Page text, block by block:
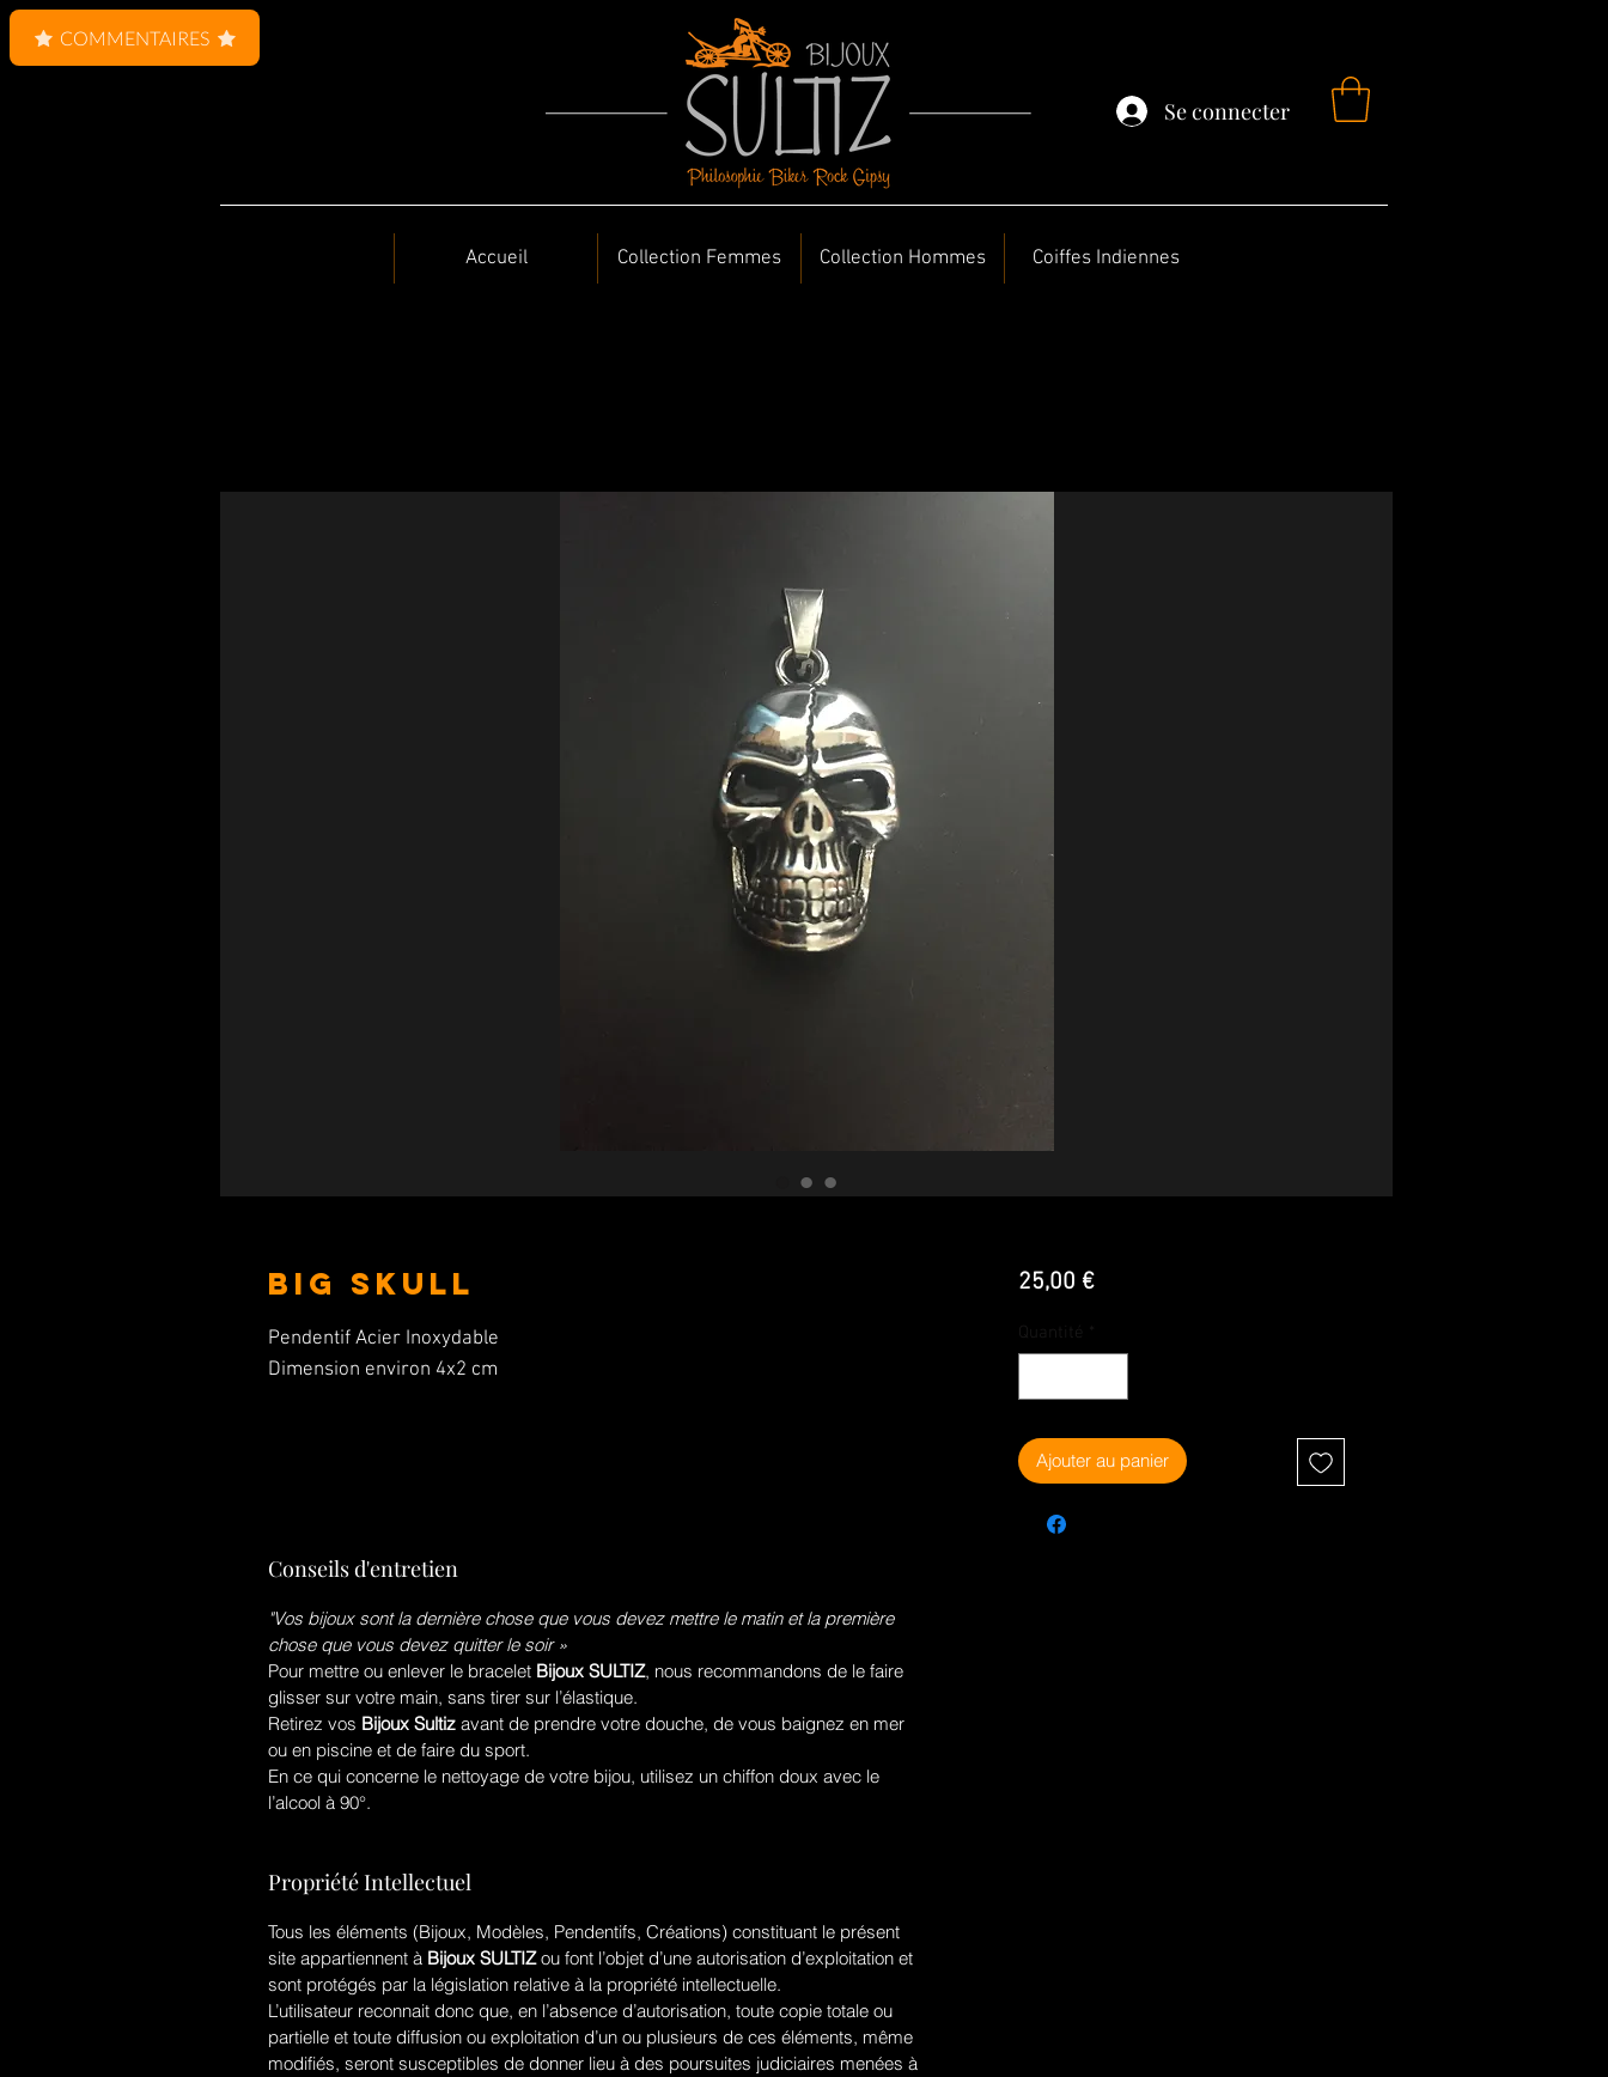
Se connecter
Accueil Collection Femmes Collection Hommes Coiffes Indiennes
Big Skull
Pendentif Acier Inoxydable
Dimension environ 4x2 cm
Conseils d'entretien
"Vos bijoux sont la dernière chose que vous devez mettre le matin et la première
chose que vous devez quitter le soir »
Pour mettre ou enlever le bracelet Bijoux SULTIZ, nous recommandons de le faire
glisser sur votre main, sans tirer sur l’élastique.
Retirez vos Bijoux Sultiz avant de prendre votre douche, de vous baignez en mer
ou en piscine et de faire du sport.
En ce qui concerne le nettoyage de votre bijou, utilisez un chiffon doux avec le
l’alcool à 90°.
Propriété Intellectuel
Tous les éléments (Bijoux, Modèles, Pendentifs, Créations) constituant le présent
site appartiennent à Bijoux SULTIZou font l’objet d’une autorisation d’exploitation et
sont protégés par la législation relative à la propriété intellectuelle.
L’utilisateur reconnait donc que, en l’absence d’autorisation, toute copie totale ou
partielle et toute diffusion ou exploitation d’un ou plusieurs de ces éléments, même
modifiés, seront susceptibles de donner lieu à des poursuites judiciaires menées à
25,00 €Prix
Ajouter au panier
COMMENTAIRES